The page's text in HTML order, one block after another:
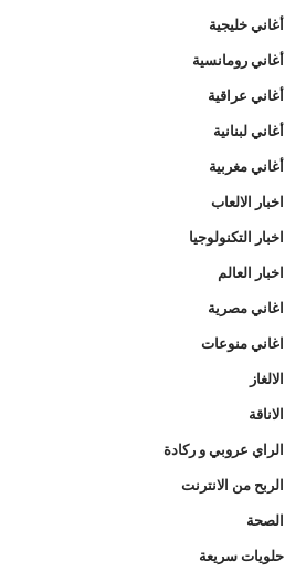
أغاني خليجية
أغاني رومانسية
أغاني عراقية
أغاني لبنانية
أغاني مغربية
اخبار الالعاب
اخبار التكنولوجيا
اخبار العالم
اغاني مصرية
اغاني منوعات
الالغاز
الاناقة
الراي عروبي و ركادة
الربح من الانترنت
الصحة
حلويات سريعة